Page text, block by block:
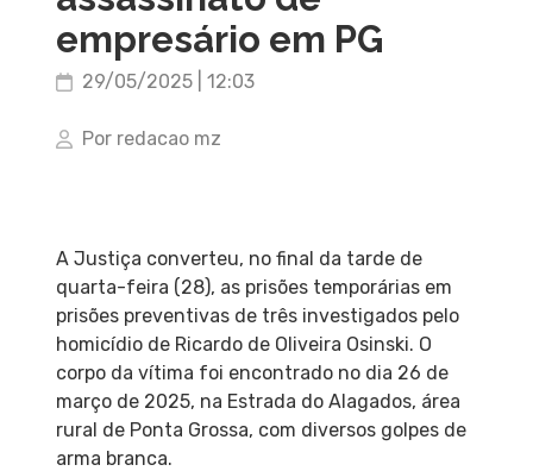
empresário em PG
29/05/2025 | 12:03
Por redacao mz
A Justiça converteu, no final da tarde de
quarta-feira (28), as prisões temporárias em
prisões preventivas de três investigados pelo
homicídio de Ricardo de Oliveira Osinski. O
corpo da vítima foi encontrado no dia 26 de
março de 2025, na Estrada do Alagados, área
rural de Ponta Grossa, com diversos golpes de
arma branca.